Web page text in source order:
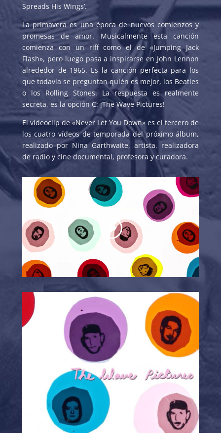
Spreads His Wings’.
La primavera es una época de nuevos comienzos y
promesas de amor. Musicalmente esta canción
comienza con un riff como el de «Jumping Jack
Flash», pero luego pasa a inspirarse en John Lennon
alrededor de 1965. Es la canción perfecta para los
que todavía se preguntan quién es mejor, los Beatles
o los Rolling Stones. La respuesta es realmente
secreta, es la opción C: ¡The Wave Pictures!
El videoclip de «Never Let You Down» es el tercero de
los cuatro vídeos de temporada del próximo álbum,
realizado por Nina Garthwaite, artista, realizadora
de radio y cine documental, profesora y curadora.